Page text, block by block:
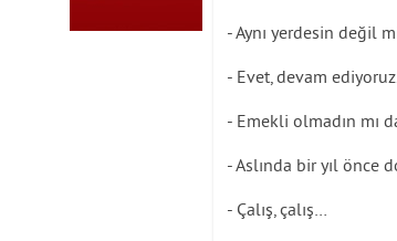
- Aynı yerdesin değil
- Evet, devam
- Emekli olmadın mı
- Aslında bir yıl önce
- Çalış, çalış…